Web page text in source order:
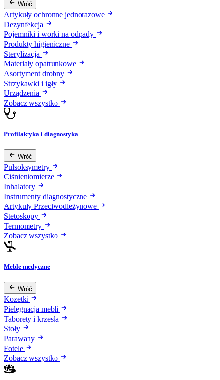
Wróć
Artykuły ochronne jednorazowe
Dezynfekcja
Pojemniki i worki na odpady
Produkty higieniczne
Sterylizacja
Materiały opatrunkowe
Asortyment drobny
Strzykawki i igły
Urządzenia
Zobacz wszystko
Profilaktyka i diagnostyka
Wróć
Pulsoksymetry
Ciśnieniomierze
Inhalatory
Instrumenty diagnostyczne
Artykuły Przeciwodleżynowe
Stetoskopy
Termometry
Zobacz wszystko
Meble medyczne
Wróć
Kozetki
Pielęgnacja mebli
Taborety i krzesła
Stoły
Parawany
Fotele
Zobacz wszystko